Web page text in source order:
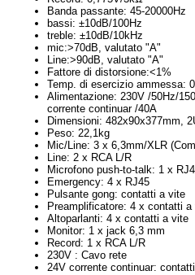
Banda passante: 45-20000Hz
bassi: ±10dB/100Hz
treble: ±10dB/10kHz
mic:>70dB, valutato "A"
Line:>90dB, valutato "A"
Fattore di distorsione:<1%
Temp. di esercizio ammessa:
Alimentazione: 230V /50Hz/
corrente continuar /40A
Dimensioni: 482x90x377mm,
Peso: 22,1kg
Mic/Line: 3 x 6,3mm/XLR
Line: 2 x RCA L/R
Microfono push-to-talk: 1 x
Emergency: 4 x RJ45
Pulsante gong: contatti a vite
Preamplificatore: 4 x contatti a
Altoparlanti: 4 x contatti a vite
Monitor: 1 x jack 6,3 mm
Record: 1 x RCA L/R
230V : Cavo rete
24V corrente continuar: